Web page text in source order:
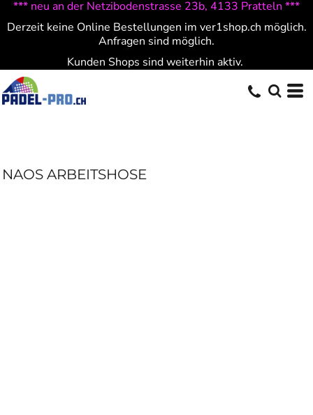
*** neu an der Netzibodenstrasse 23b, 4133 Pratteln ***
Derzeit keine Online Bestellungen im ver1shop.ch möglich.
Anfragen sind möglich.
Kunden Shops sind weiterhin aktiv.
NAOS ARBEITSHOSE